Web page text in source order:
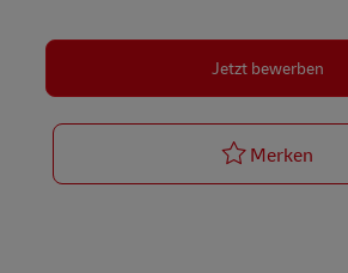
Jetzt bewerben
Merken